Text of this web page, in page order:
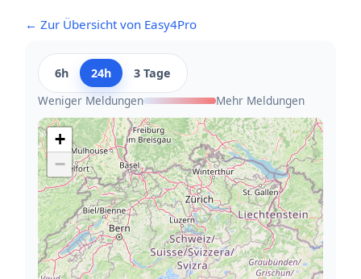
← Zur Übersicht von Easy4Pro
6h 24h
3 Tage
Weniger Meldungen
Mehr Meldungen
+
−